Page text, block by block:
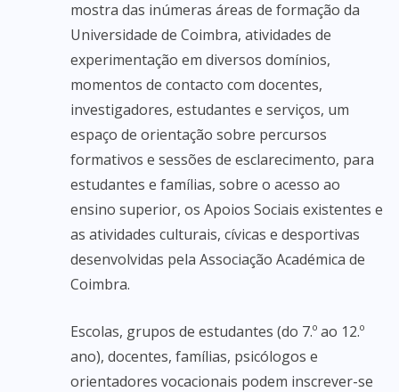
mostra das inúmeras áreas de formação da
Universidade de Coimbra, atividades de
experimentação em diversos domínios,
momentos de contacto com docentes,
investigadores, estudantes e serviços, um
espaço de orientação sobre percursos
formativos e sessões de esclarecimento, para
estudantes e famílias, sobre o acesso ao
ensino superior, os Apoios Sociais existentes e
as atividades culturais, cívicas e desportivas
desenvolvidas pela Associação Académica de
Coimbra.
Escolas, grupos de estudantes (do 7.º ao 12.º
ano), docentes, famílias, psicólogos e
orientadores vocacionais podem inscrever-se